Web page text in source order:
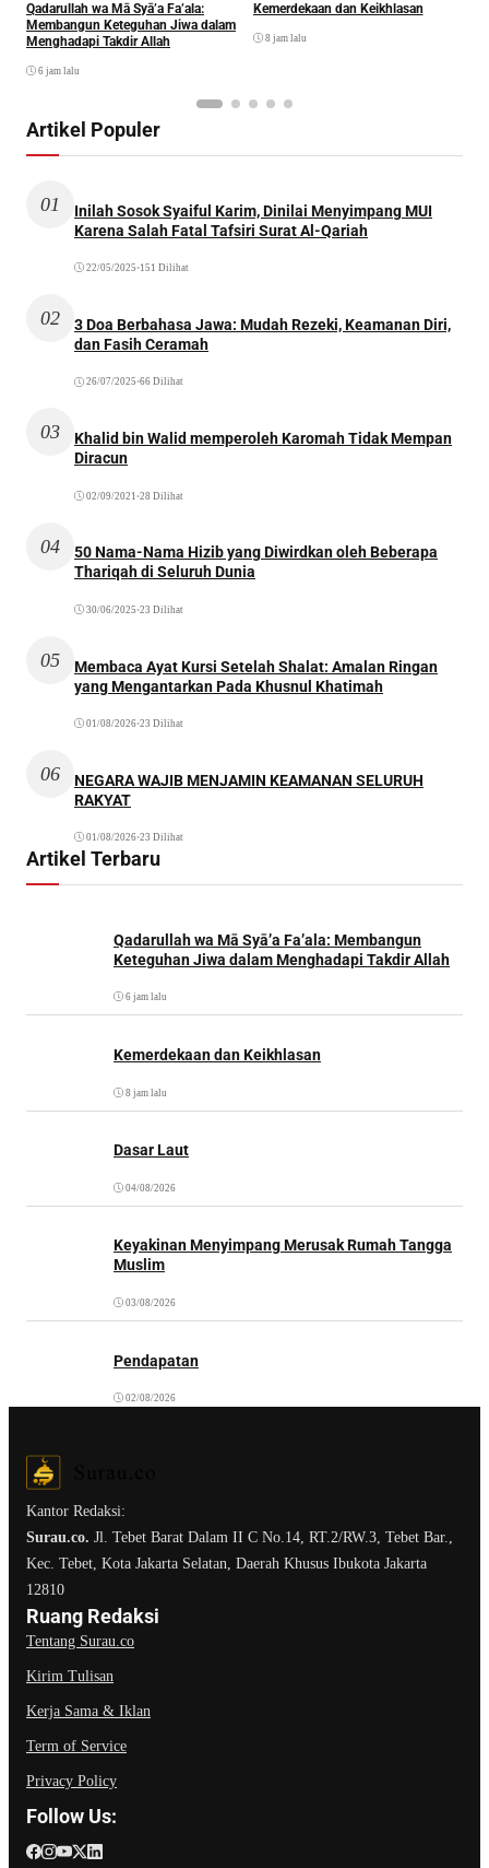
Qadarullah wa Mā Syā’a Fa’ala:
Membangun Keteguhan Jiwa dalam
Menghadapi Takdir Allah
6 jam lalu
Kemerdekaan dan Keikhlasan
8 jam lalu
Artikel Populer
01
Inilah Sosok Syaiful Karim, Dinilai Menyimpang MUI
Karena Salah Fatal Tafsiri Surat Al-Qariah
22/05/2025 •151 Dilihat
02
3 Doa Berbahasa Jawa: Mudah Rezeki, Keamanan Diri,
dan Fasih Ceramah
26/07/2025 •66 Dilihat
03
Khalid bin Walid memperoleh Karomah Tidak Mempan
Diracun
02/09/2021 •28 Dilihat
04
50 Nama-Nama Hizib yang Diwirdkan oleh Beberapa
Thariqah di Seluruh Dunia
30/06/2025 •23 Dilihat
05
Membaca Ayat Kursi Setelah Shalat: Amalan Ringan
yang Mengantarkan Pada Khusnul Khatimah
01/08/2026•23 Dilihat
06
NEGARA WAJIB MENJAMIN KEAMANAN SELURUH
RAKYAT
01/08/2026•23 Dilihat
Artikel Terbaru
Qadarullah wa Mā Syā’a Fa’ala: Membangun
Keteguhan Jiwa dalam Menghadapi Takdir Allah
6 jam lalu
Kemerdekaan dan Keikhlasan
8 jam lalu
Dasar Laut
04/08/2026
Keyakinan Menyimpang Merusak Rumah Tangga
Muslim
03/08/2026
Pendapatan
02/08/2026
Kantor Redaksi:
Surau.co. Jl. Tebet Barat Dalam II C No.14, RT.2/RW.3, Tebet Bar.,
Kec. Tebet, Kota Jakarta Selatan, Daerah Khusus Ibukota Jakarta
12810
Ruang Redaksi
Tentang Surau.co
Kirim Tulisan
Kerja Sama & Iklan
Term of Service
Privacy Policy
Follow Us: